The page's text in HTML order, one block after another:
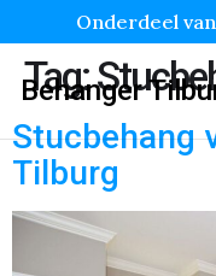
Onderdeel
Behanger
Tag:
Stucbehang
Tilburg